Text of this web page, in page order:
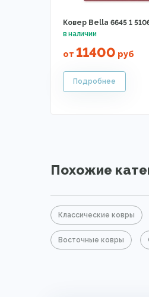
Ковер Bella 6645 1
от 11400 руб
Похожие
Классические ковры
Восточные ковры